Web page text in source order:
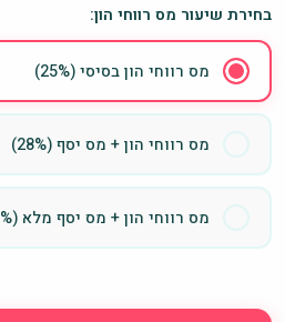
בחירת שיעור מס רווחי הון:
מס רווחי הון בסיסי (25%)
מס רווחי הון + מס יסף (28%)
מס רווחי הון + מס יסף מלא (30%)